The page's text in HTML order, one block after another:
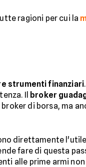
ragioni per cui la
strumenti finanziari
Il broker
di borsa, ma
direttamente
fare di questa
alle prime armi